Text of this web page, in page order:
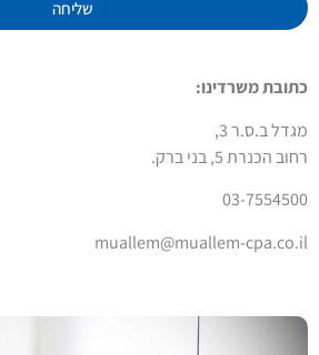
שליחה
כתובת משרדינו:
מגדל ב.ס.ר 3,
רחוב הכנרת 5, בני ברק.
03-7554500
muallem@muallem-cpa.co.il